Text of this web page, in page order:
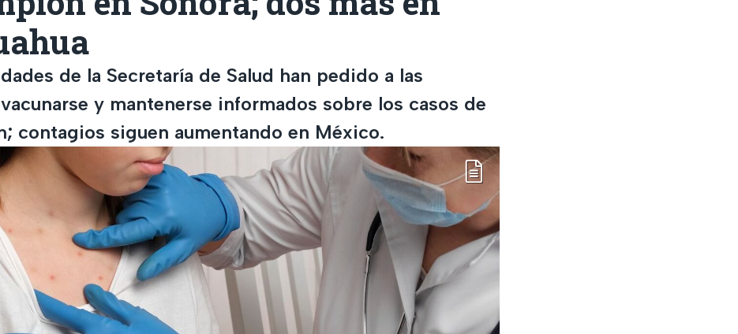
de la Secretaría de Salud han pedido a las
y mantenerse informados sobre los casos de
contagios siguen aumentando en México.